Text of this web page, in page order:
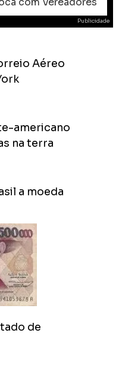
Aéreo
americano
na terra
a moeda
de
Publicidade